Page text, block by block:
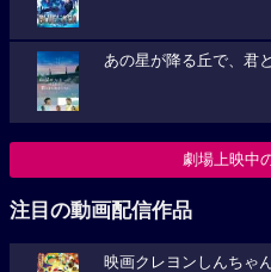
あの星が降る丘で、君
劇場上映中
注目の動画配信作品
映画クレヨンしんちゃ